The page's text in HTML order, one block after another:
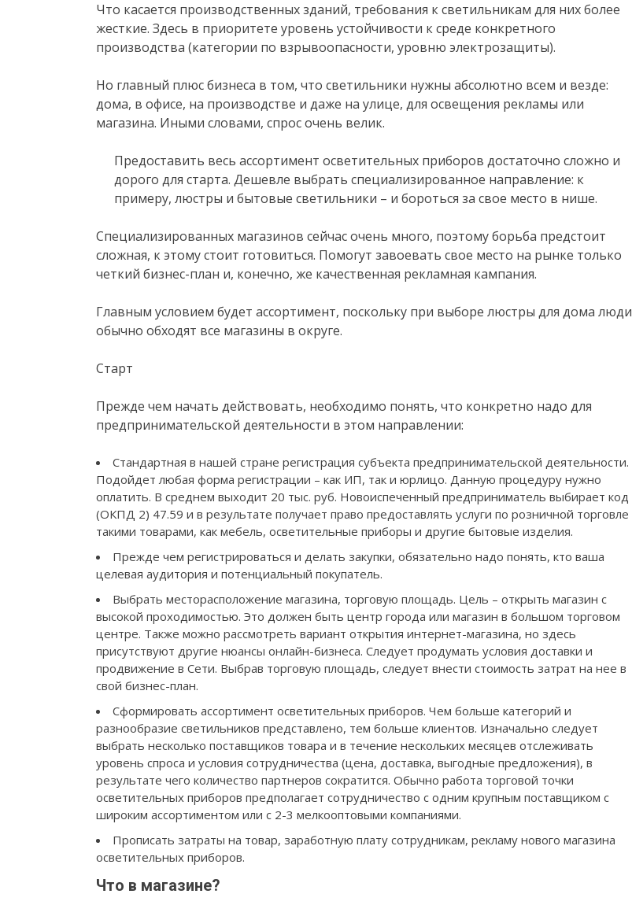
Что касается производственных зданий, требования к светильникам для них более
жесткие. Здесь в приоритете уровень устойчивости к среде конкретного
производства (категории по взрывоопасности, уровню электрозащиты).
Но главный плюс бизнеса в том, что светильники нужны абсолютно всем и везде:
дома, в офисе, на производстве и даже на улице, для освещения рекламы или
магазина. Иными словами, спрос очень велик.
Предоставить весь ассортимент осветительных приборов достаточно сложно и
дорого для старта. Дешевле выбрать специализированное направление: к
примеру, люстры и бытовые светильники – и бороться за свое место в нише.
Специализированных магазинов сейчас очень много, поэтому борьба предстоит
сложная, к этому стоит готовиться. Помогут завоевать свое место на рынке только
четкий бизнес-план и, конечно, же качественная рекламная кампания.
Главным условием будет ассортимент, поскольку при выборе люстры для дома люди
обычно обходят все магазины в округе.
Старт
Прежде чем начать действовать, необходимо понять, что конкретно надо для
предпринимательской деятельности в этом направлении:
Стандартная в нашей стране регистрация субъекта предпринимательской деятельности.
Подойдет любая форма регистрации – как ИП, так и юрлицо. Данную процедуру нужно
оплатить. В среднем выходит 20 тыс. руб. Новоиспеченный предприниматель выбирает код
(ОКПД 2) 47.59 и в результате получает право предоставлять услуги по розничной торговле
такими товарами, как мебель, осветительные приборы и другие бытовые изделия.
Прежде чем регистрироваться и делать закупки, обязательно надо понять, кто ваша
целевая аудитория и потенциальный покупатель.
Выбрать месторасположение магазина, торговую площадь. Цель – открыть магазин с
высокой проходимостью. Это должен быть центр города или магазин в большом торговом
центре. Также можно рассмотреть вариант открытия интернет-магазина, но здесь
присутствуют другие нюансы онлайн-бизнеса. Следует продумать условия доставки и
продвижение в Сети. Выбрав торговую площадь, следует внести стоимость затрат на нее в
свой бизнес-план.
Сформировать ассортимент осветительных приборов. Чем больше категорий и
разнообразие светильников представлено, тем больше клиентов. Изначально следует
выбрать несколько поставщиков товара и в течение нескольких месяцев отслеживать
уровень спроса и условия сотрудничества (цена, доставка, выгодные предложения), в
результате чего количество партнеров сократится. Обычно работа торговой точки
осветительных приборов предполагает сотрудничество с одним крупным поставщиком с
широким ассортиментом или с 2-3 мелкооптовыми компаниями.
Прописать затраты на товар, заработную плату сотрудникам, рекламу нового магазина
осветительных приборов.
Что в магазине?